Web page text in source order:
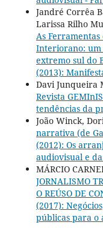
Jandré Corrêa
Larissa Rilho
As
Interiorano:
extremo sul do
(2013):
Davi Junqueira
Revista
tendências da
João Winck,
narrativa (de
(2012): Os
audiovisual e
MÁRCIO
JORNALISMO
O REÚSO DE
(2017):
públicas para o